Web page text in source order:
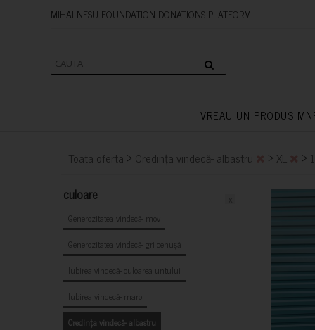
MIHAI NESU FOUNDATION
VREAU UN PRODUS
Toata oferta > Credința vindecă- albastru > XL >
culoare
Generozitatea vindecă- mov
Generozitatea vindecă- gri cenușă
Iubirea vindecă- culoarea untului
Iubirea vindecă- maro
Credința vindecă- albastru